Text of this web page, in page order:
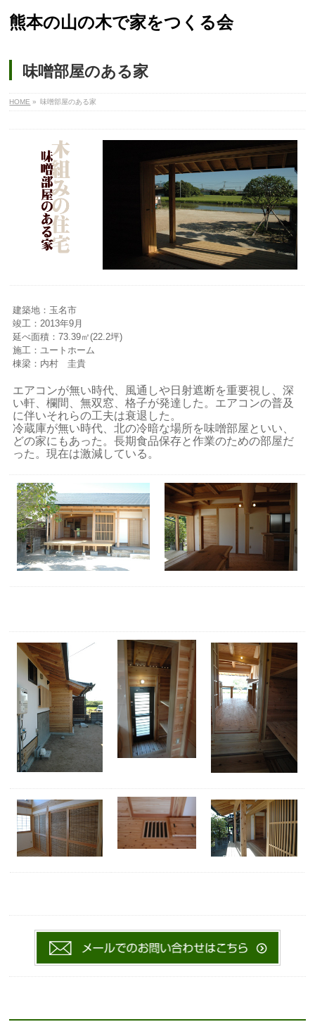
熊本の山の木で家をつくる会
味噌部屋のある家
HOME » 味噌部屋のある家
建築地：玉名市
竣工：2013年9月
延べ面積：73.39㎡(22.2坪)
施工：ユートホーム
棟梁：内村 圭貴
エアコンが無い時代、風通しや日射遮断を重要視し、深
い軒、欄間、無双窓、格子が発達した。エアコンの普及
に伴いそれらの工夫は衰退した。
冷蔵庫が無い時代、北の冷暗な場所を味噌部屋といい、
どの家にもあった。長期食品保存と作業のための部屋だ
った。現在は激減している。